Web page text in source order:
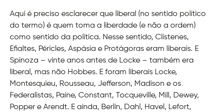
Aqui é preciso esclarecer que liberal (no sentido político
do termo) é quem toma a liberdade (e não a ordem)
como sentido da política. Nesse sentido, Clístenes,
Efialtes, Péricles, Aspásia e Protágoras eram liberais. E
Spinoza – vinte anos antes de Locke – também era
liberal, mas não Hobbes. E foram liberais Locke,
Montesquieu, Rousseau, Jefferson, Madison e os
Federalistas, Paine, Constant, Tocqueville, Mill, Dewey,
Popper e Arendt. E ainda, Berlin, Dahl, Havel, Lefort,